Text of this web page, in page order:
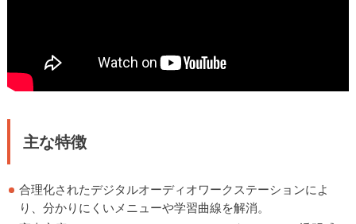
主な特徴
合理化されたデジタルオーディオワークステーションによ
り、分かりにくいメニューや学習曲線を解消。